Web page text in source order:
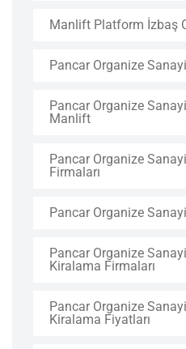
Manlift Platform İzbaş
Pancar Organize
Pancar Organize
Manlift
Pancar Organize
Firmaları
Pancar Organize
Pancar Organize
Kiralama Firmaları
Pancar Organize
Kiralama Fiyatları